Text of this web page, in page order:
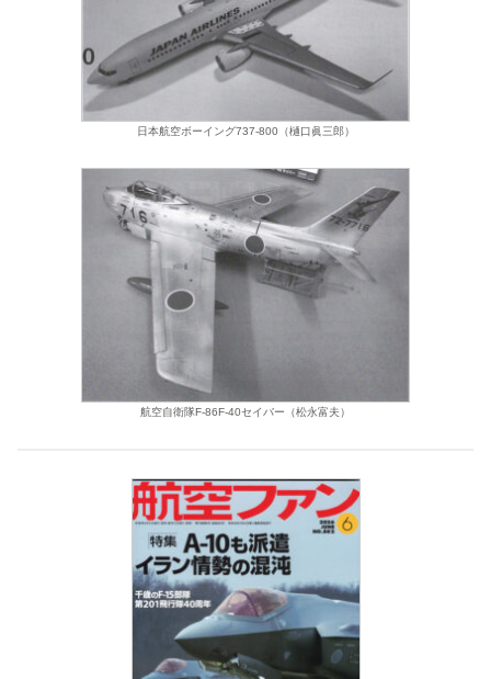
日本航空ボーイング737-800（樋口眞三郎）
航空自衛隊F-86F-40セイバー（松永富夫）